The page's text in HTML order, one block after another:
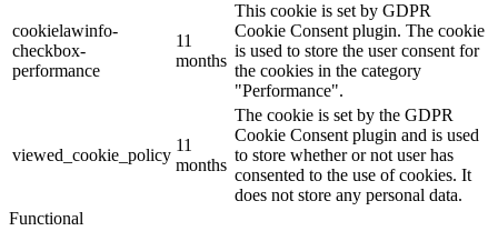
cookielawinfo-
checkbox-
performance
11
months
This cookie is set by GDPR
Cookie Consent plugin. The cookie
is used to store the user consent for
the cookies in the category
"Performance".
viewed_cookie_policy
11
months
The cookie is set by the GDPR
Cookie Consent plugin and is used
to store whether or not user has
consented to the use of cookies. It
does not store any personal data.
Functional